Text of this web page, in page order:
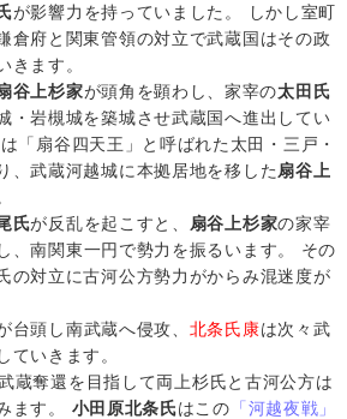
が影響力を持っていました。 しかし室町
倉府と関東管領の対立で武蔵国はその政
きます。
谷上杉家が頭角を顕わし、家宰の太田氏
・岩槻城を築城させ武蔵国へ進出してい
「扇谷四天王」と呼ばれた太田・三戸・
、武蔵河越城に本拠居地を移した扇谷上
氏が反乱を起こすと、 扇谷上杉家の家宰
、南関東一円で勢力を振るいます。 その
の対立に古河公方勢力がからみ混迷度が
台頭し南武蔵へ侵攻、 北条氏康は次々武
ていきます。
奪還を目指して両上杉氏と古河公方は
ます。 小田原北条氏はこの 「河越夜戦」